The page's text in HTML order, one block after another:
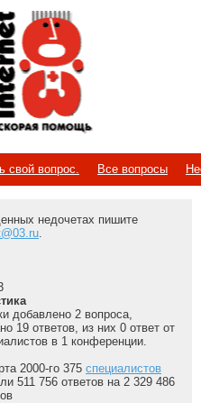
помощь
свой вопрос. Все вопросы
недочетах пишите
.
добавлено 2 вопроса,
19 ответов, из них 0 ответ от
в 1 конференции.
2000-го 375 специалистов
511 756 ответов на 2 329 486